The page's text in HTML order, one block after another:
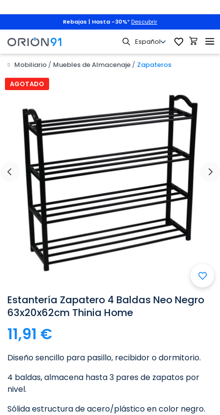
Rebajas | Hasta -30%* Descubrir
Mobiliario Muebles de Almacenaje Zapateros
AGOTADO


Estantería Zapatero 4 Baldas Neo Negro
63x20x62cm Thinia Home
11,91 €
Diseño sencillo para pasillo, recibidor o dormitorio.
4 baldas, almacena hasta 3 pares de zapatos por
nivel.
Sólida estructura de acero/plástico en color negro.